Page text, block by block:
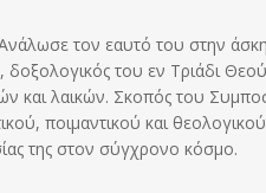
Ανάλωσε τον εαυτό του στην
του εν Τριάδι
λαικών. Σκοπός του
ποιμαντικού και
της στον σύγχρονο κόσμο.